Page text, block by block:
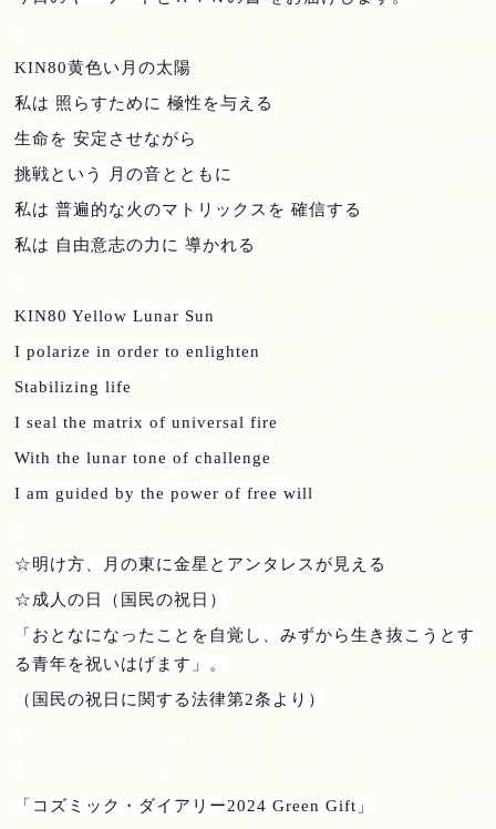
KIN80黄色い月の太陽
私は 照らすために 極性を与える
生命を 安定させながら
挑戦という 月の音とともに
私は 普遍的な火のマトリックスを 確信する
私は 自由意志の力に 導かれる
KIN80 Yellow Lunar Sun
I polarize in order to enlighten
Stabilizing life
I seal the matrix of universal fire
With the lunar tone of challenge
I am guided by the power of free will
☆明け方、月の東に金星とアンタレスが見える
☆成人の日（国民の祝日）
「おとなになったことを自覚し、みずから生き抜こうとす
る青年を祝いはげます」。
（国民の祝日に関する法律第2条より）
「コズミック・ダイアリー2024 Green Gift 」